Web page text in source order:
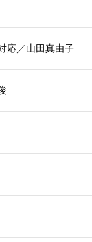
応／山田真由子